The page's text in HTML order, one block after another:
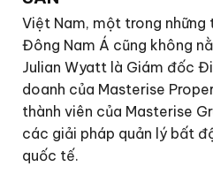
Việt Nam, một trong
Đông Nam Á cũng không
Julian Wyatt là Giám đốc
doanh của Masterise
thành viên của Masterise
các giải pháp quản lý bất
quốc tế.